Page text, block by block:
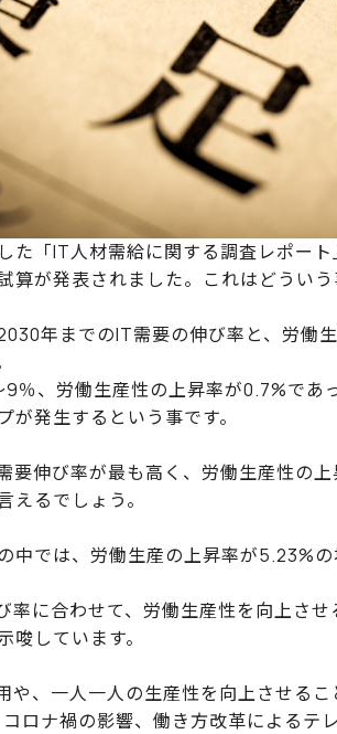
た「IT人材需給に関する調査レポー
算が発表されました。これはどういう
年までのIT需要の伸び率と、労働
％、労働生産性の上昇率が0.7%であ
が発生するという事です。
要伸び率が最も高く、労働生産性の
えるでしょう。
中では、労働生産の上昇率が5.23%
率に合わせて、労働生産性を向上さ
唆しています。
や、一人一人の生産性を向上させる
ロナ禍の影響、働き方改革によるテ